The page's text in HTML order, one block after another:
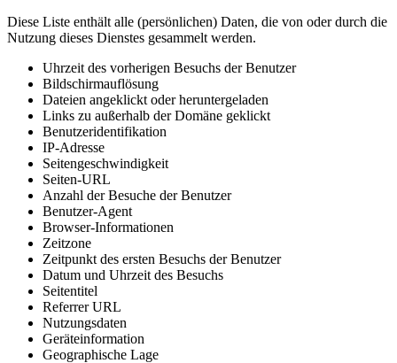
Diese Liste enthält alle (persönlichen) Daten, die von oder durch die
Nutzung dieses Dienstes gesammelt werden.
Uhrzeit des vorherigen Besuchs der Benutzer
Bildschirmauflösung
Dateien angeklickt oder heruntergeladen
Links zu außerhalb der Domäne geklickt
Benutzeridentifikation
IP-Adresse
Seitengeschwindigkeit
Seiten-URL
Anzahl der Besuche der Benutzer
Benutzer-Agent
Browser-Informationen
Zeitzone
Zeitpunkt des ersten Besuchs der Benutzer
Datum und Uhrzeit des Besuchs
Seitentitel
Referrer URL
Nutzungsdaten
Geräteinformation
Geographische Lage